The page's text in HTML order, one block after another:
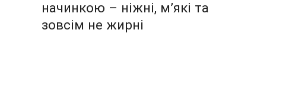
начинкою – ніжні, м’які та
зовсім не жирні